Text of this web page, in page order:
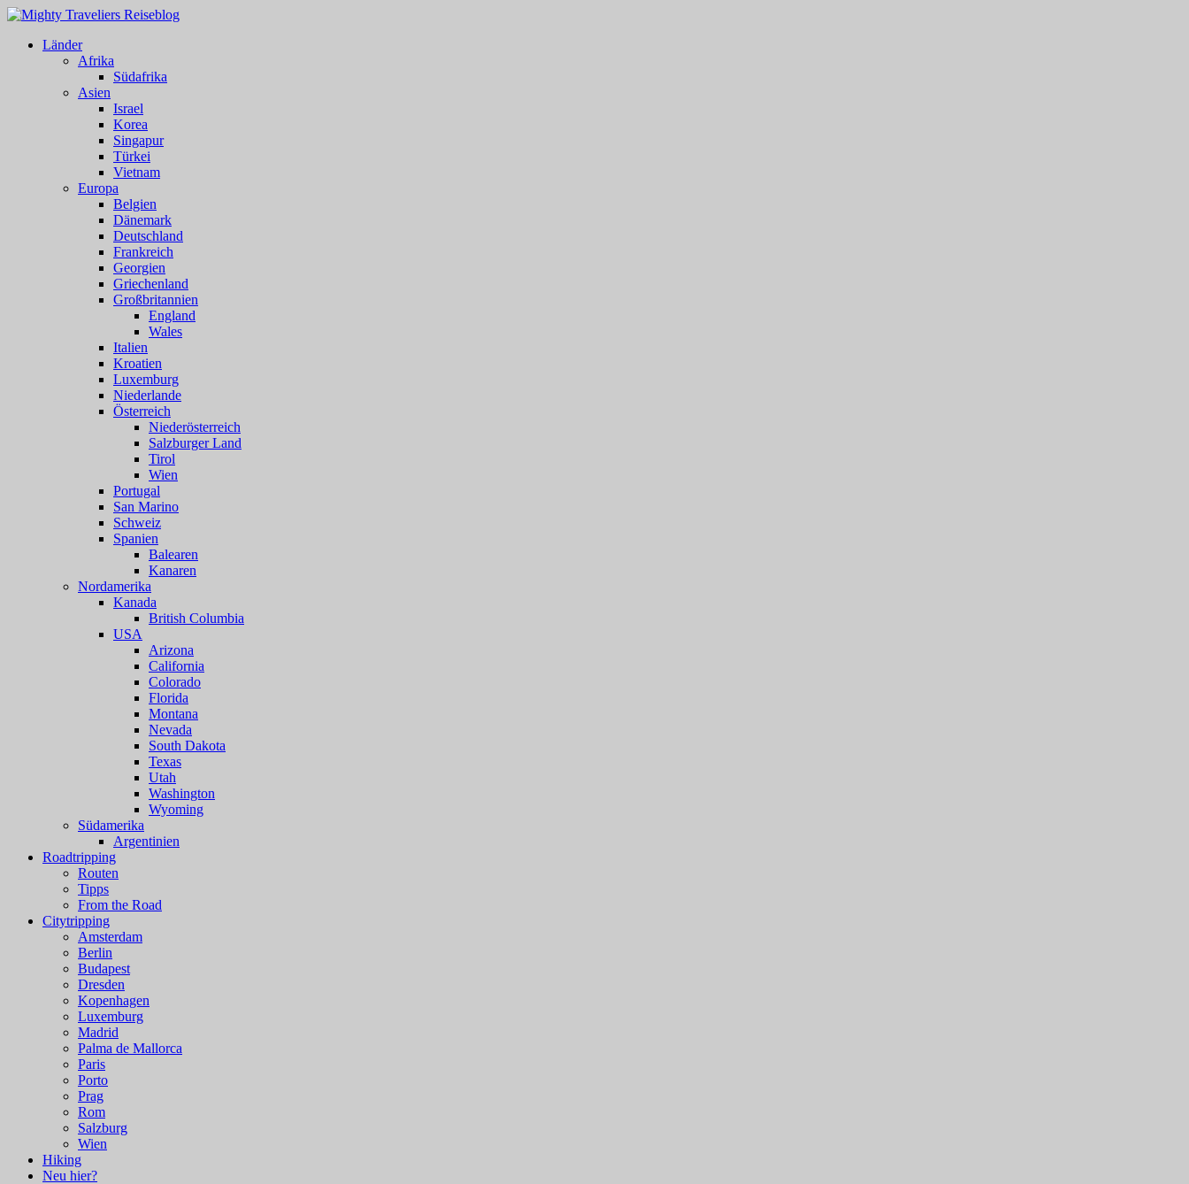
Länder
Afrika
Südafrika
Asien
Israel
Korea
Singapur
Türkei
Vietnam
Europa
Belgien
Dänemark
Deutschland
Frankreich
Georgien
Griechenland
Großbritannien
England
Wales
Italien
Kroatien
Luxemburg
Niederlande
Österreich
Niederösterreich
Salzburger Land
Tirol
Wien
Portugal
San Marino
Schweiz
Spanien
Balearen
Kanaren
Nordamerika
Kanada
British Columbia
USA
Arizona
California
Colorado
Florida
Montana
Nevada
South Dakota
Texas
Utah
Washington
Wyoming
Südamerika
Argentinien
Roadtripping
Routen
Tipps
From the Road
Citytripping
Amsterdam
Berlin
Budapest
Dresden
Kopenhagen
Luxemburg
Madrid
Palma de Mallorca
Paris
Porto
Prag
Rom
Salzburg
Wien
Hiking
Neu hier?